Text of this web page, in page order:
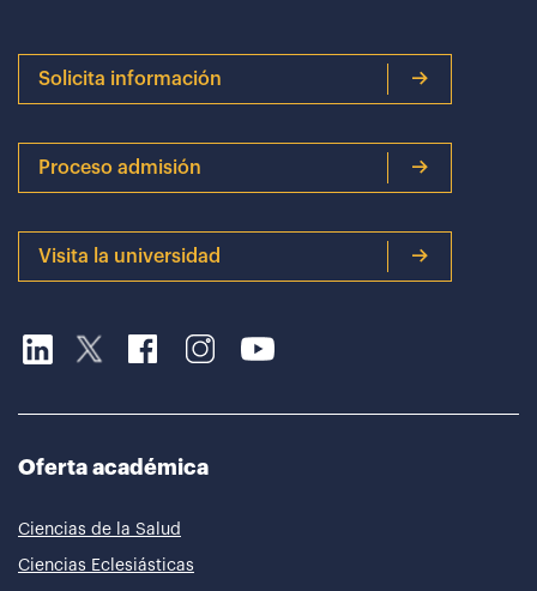
Solicita información
Proceso admisión
Visita la universidad
Oferta académica
Ciencias de la Salud
Ciencias Eclesiásticas